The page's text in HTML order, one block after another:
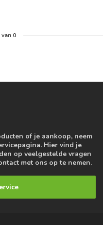
van 0
of je aankoop, neem
Hier vind je
op veelgestelde vragen
met ons op te nemen.